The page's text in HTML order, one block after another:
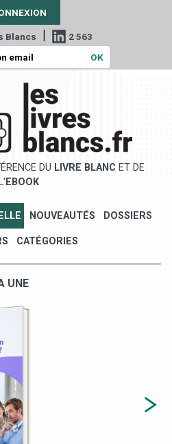
Blancs | 2 563
DU LIVRE BLANC ET DE
L' EBOOK
NOUVEAUTÉS DOSSIERS
CATÉGORIES
UNE